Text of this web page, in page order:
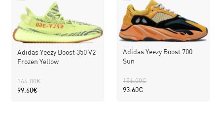
Adidas Yeezy Boost 350 V2
Frozen Yellow
166.00€
99.60€
Adidas Yeezy Boost 700
Sun
156.00€
93.60€